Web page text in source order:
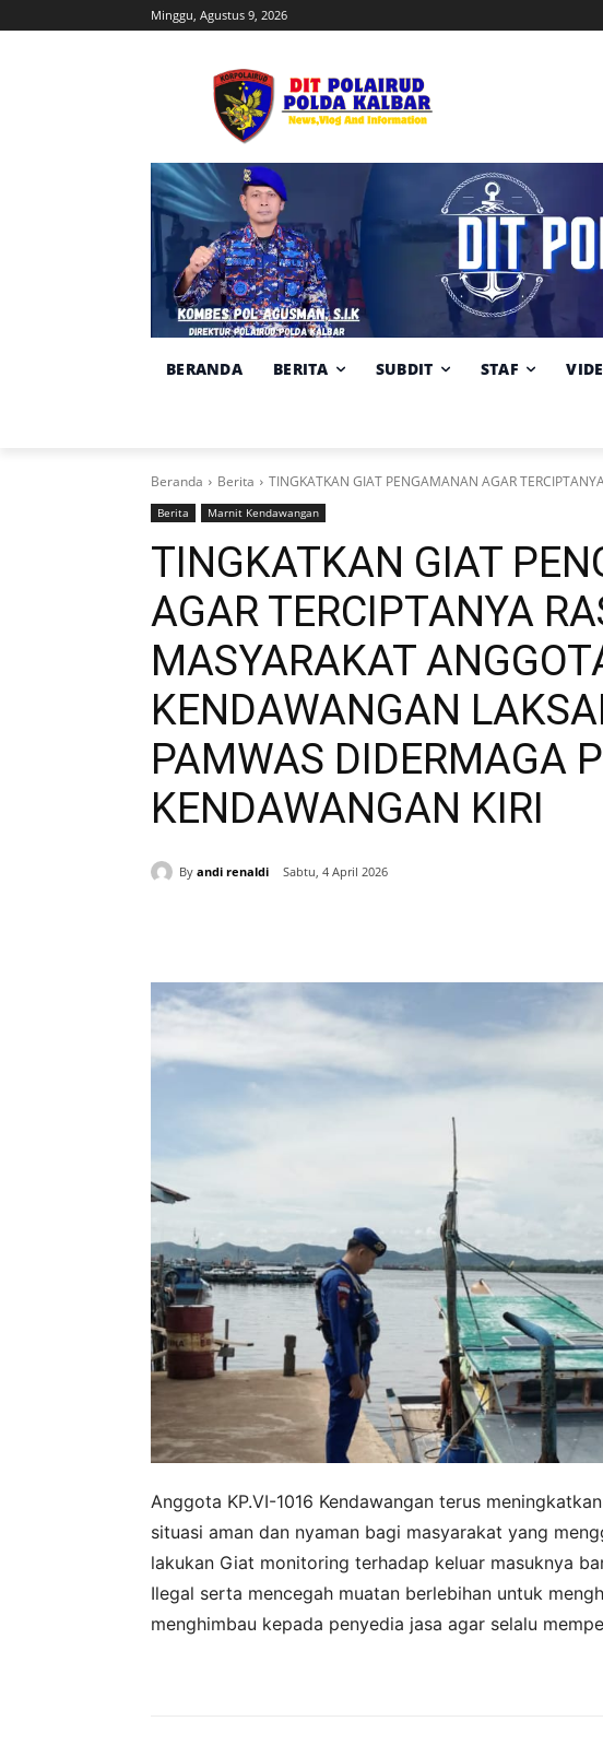
Minggu, Agustus 9, 2026
cuaca
BERANDA BERITA SUBDIT STAF
Beranda Berita TINGKATKAN GIAT PENGAMANAN AGAR
Berita Marnit Kendawangan
TINGKATKAN GIAT
AGAR TERCIPTANYA
MASYARAKAT
KENDAWANGAN
PAMWAS DIDERMAGA
KENDAWANGAN KIRI
By andi renaldi Sabtu, 4 April 2026
Anggota KP.VI-1016 Kendawangan terus
situasi aman dan nyaman bagi masyarakat yang
lakukan Giat monitoring terhadap keluar masuknya
Ilegal serta mencegah muatan berlebihan untuk
menghimbau kepada penyedia jasa agar selalu